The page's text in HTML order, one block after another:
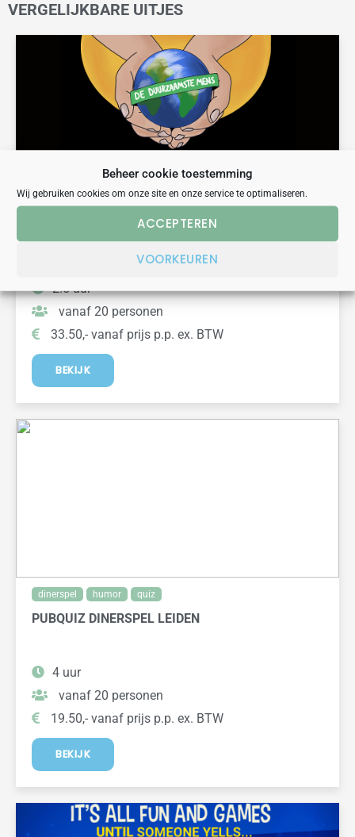
Beheer cookie toestemming
Wij gebruiken cookies om onze site en onze service te optimaliseren.
ACCEPTEREN
VOORKEUREN
VERGELIJKBARE UITJES
2.5 uur
vanaf 20 personen
33.50,- vanaf prijs p.p. ex. BTW
BEKIJK
dinerspel humor quiz
PUBQUIZ DINERSPEL LEIDEN
4 uur
vanaf 20 personen
19.50,- vanaf prijs p.p. ex. BTW
BEKIJK